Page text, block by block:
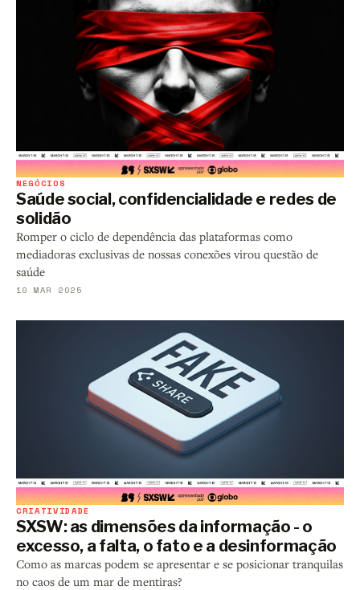
NEGÓCIOS
Saúde social, confidencialidade e redes de
solidão
Romper o ciclo de dependência das plataformas como
mediadoras exclusivas de nossas conexões virou questão de
saúde
10 MAR 2025
CRIATIVIDADE
SXSW: as dimensões da informação - o
excesso, a falta, o fato e a desinformação
Como as marcas podem se apresentar e se posicionar tranquilas
no caos de um mar de mentiras?